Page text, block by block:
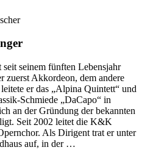
seinem fünften Lebensjahr
zuerst Akkordeon, dem andere
er das „Alpina Quintett“ und
Schmiede „DaCapo“ in
an der Gründung der bekannten
Seit 2002 leitet die K&K
Als Dirigent trat er unter
auf, in der …